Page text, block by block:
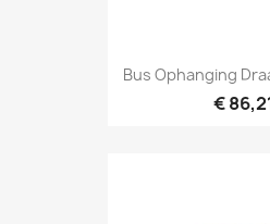
Bus Ophanging
€